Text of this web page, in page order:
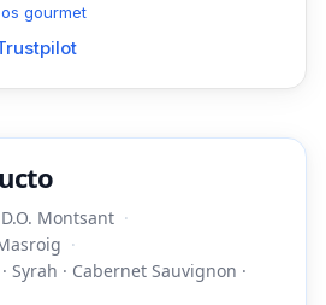
gourmet
D.O. Montsant
Syrah · Cabernet Sauvignon ·